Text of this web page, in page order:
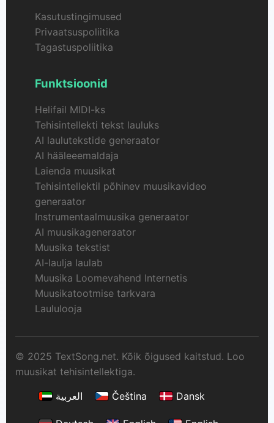
Kasutustingimused
Privaatsuspoliitika
Tagastuspoliitika
Funktsioonid
Helifail MIDI-ks
Tehisintellekti tekst lauluks
AI laulutekstide generaator
AI hääleeemaldaja
Laienda muusikat
Tehisintellektil põhinev muusikavideo
generaator
Instrumentaalmuusika generaator
AI muusikageneraator
Muusika tekstist
AI-laulja laulab
Muusika Loomevahend Internetis
Muusikatootmise tarkvara
Laululooja
© 2025 TextSong.net. Kõik õigused kaitstud. Loo
muusikat tehisintellektiga.
العربية
Čeština Dansk